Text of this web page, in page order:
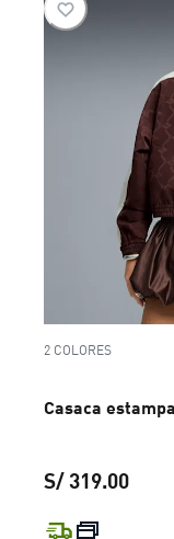
2 COLORES
Casaca
S/ 319.00